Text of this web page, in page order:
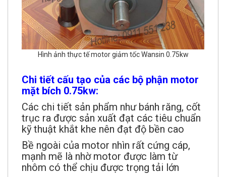
Hình ảnh thực tế motor giảm tốc Wansin 0.75kw
Chi tiết cấu tạo của các bộ phận motor
mặt bích 0.75kw:
Các chi tiết sản phẩm như bánh răng, cốt
trục ra được sản xuất đạt các tiêu chuẩn
kỹ thuật khắt khe nên đạt độ bền cao
Bề ngoài của motor nhìn rất cứng cáp,
mạnh mẽ là nhờ motor được làm từ
nhôm có thể chịu được trọng tải lớn